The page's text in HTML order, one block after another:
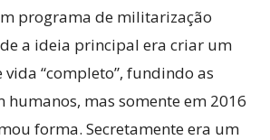
programa de militarização
a ideia principal era criar um
“completo”, fundindo as
humanos, mas somente em 2016
forma. Secretamente era um